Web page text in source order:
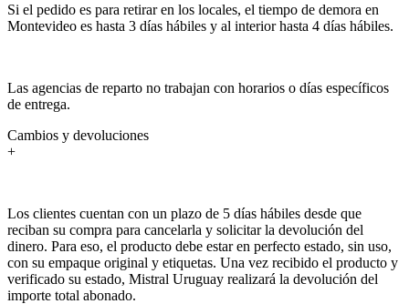
Si el pedido es para retirar en los locales, el tiempo de demora en
Montevideo es hasta 3 días hábiles y al interior hasta 4 días hábiles.
Las agencias de reparto no trabajan con horarios o días específicos
de entrega.
Cambios y devoluciones
+
Los clientes cuentan con un plazo de 5 días hábiles desde que
reciban su compra para cancelarla y solicitar la devolución del
dinero. Para eso, el producto debe estar en perfecto estado, sin uso,
con su empaque original y etiquetas. Una vez recibido el producto y
verificado su estado, Mistral Uruguay realizará la devolución del
importe total abonado.